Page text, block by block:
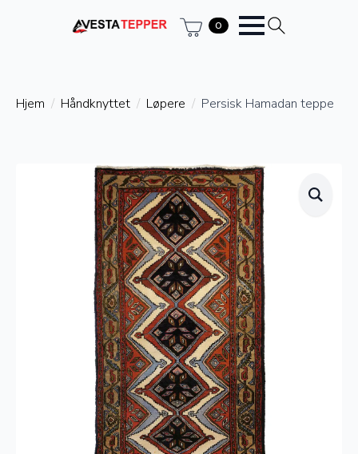
0
Hjem Håndknyttet Løpere Persisk Hamadan teppe